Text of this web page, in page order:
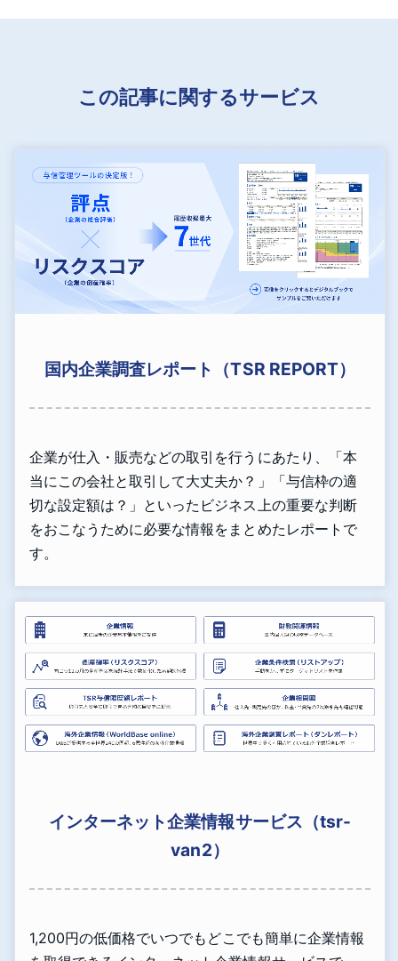
この記事に関するサービス
国内企業調査レポート（TSR REPORT）
企業が仕入・販売などの取引を行うにあたり、「本
当にこの会社と取引して大丈夫か？」「与信枠の適
切な設定額は？」といったビジネス上の重要な判断
をおこなうために必要な情報をまとめたレポートで
す。
インターネット企業情報サービス（tsr-
van2）
1,200円の低価格でいつでもどこでも簡単に企業情報